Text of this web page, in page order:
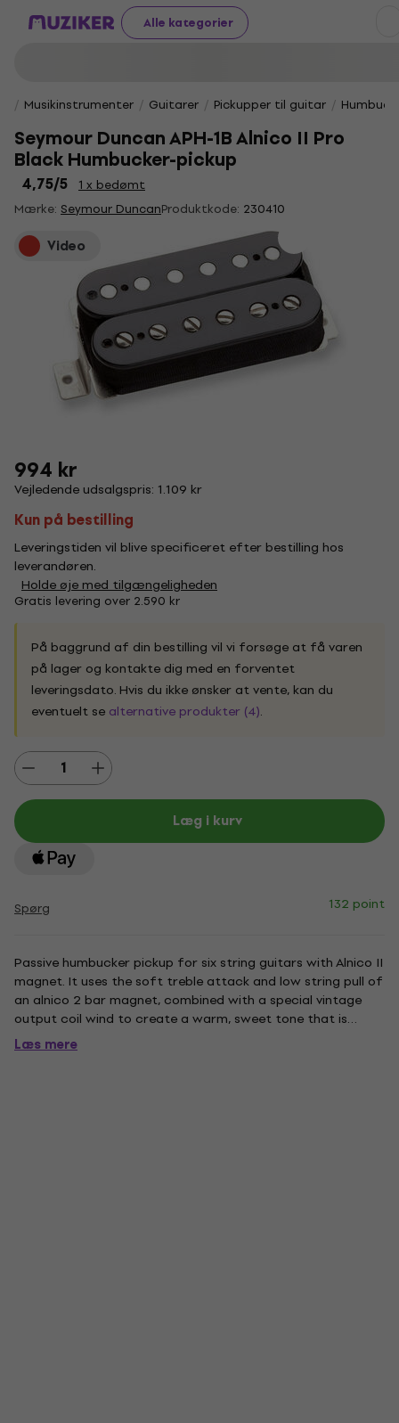
Alle kategorier
Musikinstrumenter Guitarer Pickupper til guitar
Seymour Duncan APH-1B Alnico II Pro
Black Humbucker-pickup
4,75/5
1 x bedømt
Mærke: Seymour DuncanProduktkode: 230410
Video
994 kr
Vejledende udsalgspris: 1.109 kr
Kun på bestilling
Leveringstiden vil blive specificeret efter bestilling hos
leverandøren.
Holde øje med tilgængeligheden
Gratis levering over 2.590 kr
På baggrund af din bestilling vil vi forsøge at få varen
på lager og kontakte dig med en forventet
leveringsdato. Hvis du ikke ønsker at vente, kan du
eventuelt se alternative produkter (4).
Læg i kurv
Spørg 132 point
Passive humbucker pickup for six string guitars with Alnico II
magnet. It uses the soft treble attack and low string pull of
an alnico 2 bar magnet, combined with a special vintage
output coil wind to create a warm, sweet tone that is
smooth and full, with tons of natural sustain. The highs are
articulate and smooth, and the lows are warm and...
Læs mere